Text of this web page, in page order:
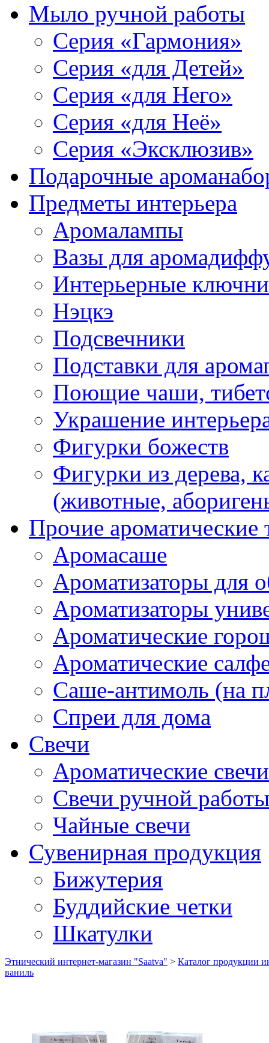
Мыло ручной работы
Серия «Гармония»
Серия «для Детей»
Серия «для Него»
Серия «для Неё»
Серия «Эксклюзив»
Подарочные
Предметы интерьера
Аромалампы
Вазы для
Интерьерные
Нэцкэ
Подсвечники
Подставки для
Поющие чаши,
Украшение
Фигурки божеств
Фигурки из дерева,
(животные,
Прочие ароматические
Аромасаше
Ароматизаторы для
Ароматизаторы
Ароматические
Ароматические
Саше-антимоль (на
Спреи для дома
Свечи
Ароматические свечи
Свечи ручной работы
Чайные свечи
Сувенирная продукция
Бижутерия
Буддийские четки
Шкатулки
Этнический интернет-магазин "Saatva" > Каталог продукции
ваниль